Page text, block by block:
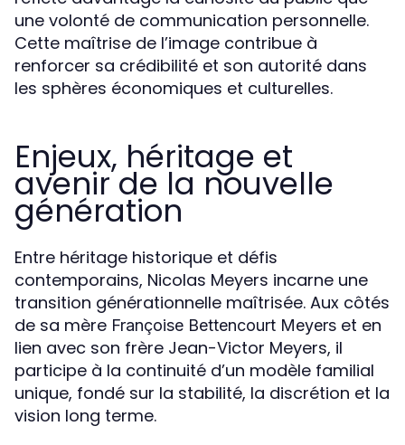
une volonté de communication personnelle.
Cette maîtrise de l’image contribue à
renforcer sa crédibilité et son autorité dans
les sphères économiques et culturelles.
Enjeux, héritage et
avenir de la nouvelle
génération
Entre héritage historique et défis
contemporains, Nicolas Meyers incarne une
transition générationnelle maîtrisée. Aux côtés
de sa mère Françoise Bettencourt Meyers et en
lien avec son frère Jean-Victor Meyers, il
participe à la continuité d’un modèle familial
unique, fondé sur la stabilité, la discrétion et la
vision long terme.